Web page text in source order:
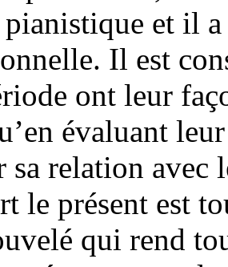
et il
Il est
ont leur
évaluant
sa relation
le présent est
qui rend